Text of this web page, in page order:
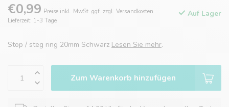
€0,99 Preise inkl. MwSt. ggf. zzgl. Versandkosten.
Lieferzeit: 1-3 Tage
Auf Lager
Stop / steg ring 20mm Schwarz Lesen Sie mehr.
Zum Warenkorb hinzufügen